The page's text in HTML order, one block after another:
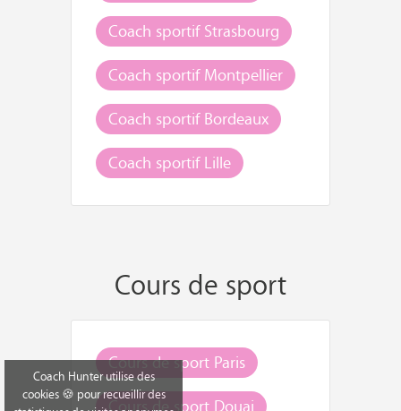
Coach sportif Strasbourg
Coach sportif Montpellier
Coach sportif Bordeaux
Coach sportif Lille
Cours de sport
Cours de sport Paris
Cours de sport Douai
Coach Hunter utilise des
cookies 🍪 pour recueillir des